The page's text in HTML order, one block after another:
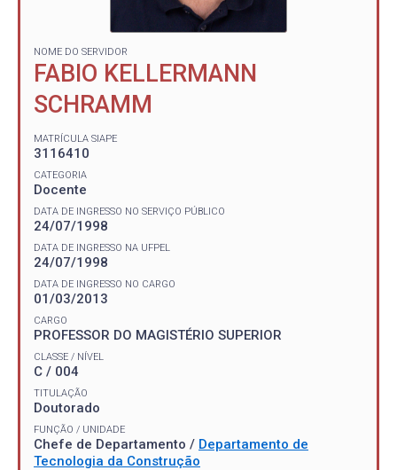
NOME DO SERVIDOR
FABIO KELLERMANN
SCHRAMM
MATRÍCULA SIAPE
3116410
CATEGORIA
Docente
DATA DE INGRESSO NO SERVIÇO PÚBLICO
24/07/1998
DATA DE INGRESSO NA UFPEL
24/07/1998
DATA DE INGRESSO NO CARGO
01/03/2013
CARGO
PROFESSOR DO MAGISTÉRIO SUPERIOR
CLASSE / NÍVEL
C / 004
TITULAÇÃO
Doutorado
FUNÇÃO / UNIDADE
Chefe de Departamento / Departamento de
Tecnologia da Construção